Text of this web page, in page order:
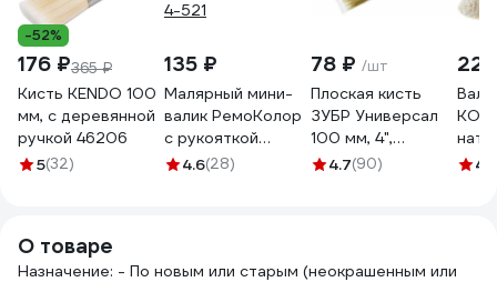
-52%
176 ₽365 ₽
Кисть KENDO 100
мм, с деревянной
ручкой 46206
5(32)
135 ₽
Малярный мини-
валик РемоКолор
с рукояткой
Гирпан, ось 6мм,
4.6(28)
78 ₽ /шт
Плоская кисть
ЗУБР Универсал
100 мм, 4",
светлая
4.7(90)
250
4.1
О товаре
Назначение: - По новым или старым (неокрашенным или